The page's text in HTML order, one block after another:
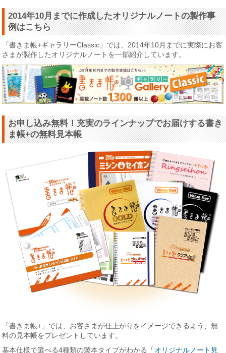
2014年10月までに作成したオリジナルノートの製作事
例はこちら
「書きま帳+ギャラリーClassic」では、2014年10月までに実際にお客
さまが製作したオリジナルノートを一部紹介しています。
お申し込み無料！充実のラインナップでお届けする書き
ま帳+の無料見本帳
「書きま帳+」では、お客さまが仕上がりをイメージできるよう、無
料の見本帳をプレゼントしています。
基本仕様で選べる4種類の製本タイプがわかる「 オリジナルノート見